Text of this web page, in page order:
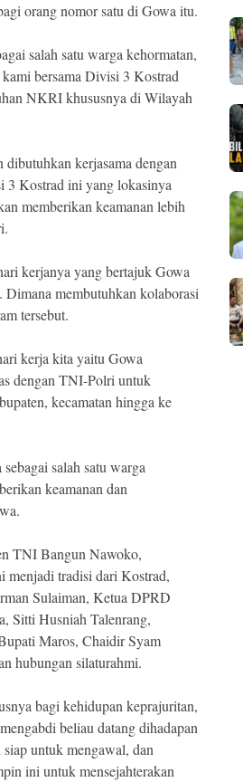
orang nomor satu di Gowa itu.
salah satu warga kehormatan,
bersama Divisi 3 Kostrad
NKRI khususnya di Wilayah
kerjasama dengan
3 Kostrad ini yang lokasinya
memberikan keamanan lebih
kerjanya yang bertajuk Gowa
Dimana membutuhkan kolaborasi
tersebut.
kerja kita yaitu Gowa
dengan TNI-Polri untuk
kecamatan hingga ke
salah satu warga
keamanan dan
TNI Bangun Nawoko,
menjadi tradisi dari Kostrad,
Sulaiman, Ketua DPRD
Sitti Husniah Talenrang,
Maros, Chaidir Syam
hubungan silaturahmi.
bagi kehidupan keprajuritan,
beliau datang dihadapan
untuk mengawal, dan
ini untuk mensejahterakan